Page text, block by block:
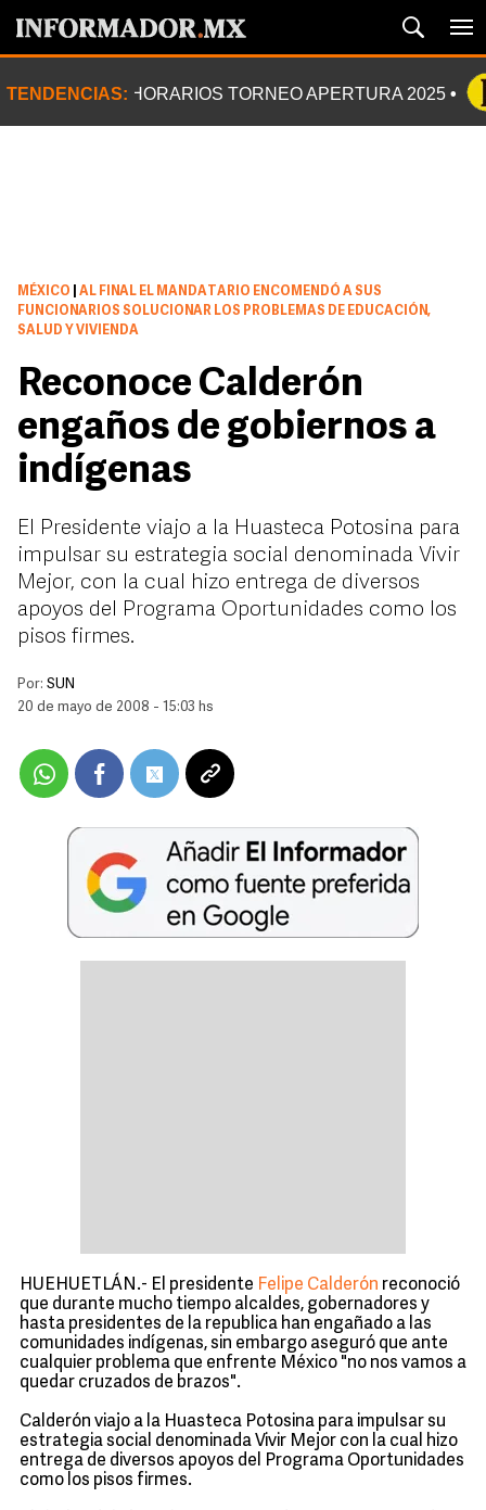
TENDENCIAS: HORARIOS TORNEO APERTURA 2025
MÉXICO
AL FINAL EL MANDATARIO ENCOMENDÓ A SUS
FUNCIONARIOS SOLUCIONAR LOS PROBLEMAS DE EDUCACIÓN,
SALUD Y VIVIENDA
Reconoce Calderón
engaños de gobiernos a
indígenas
El Presidente viajo a la Huasteca Potosina para
impulsar su estrategia social denominada Vivir
Mejor, con la cual hizo entrega de diversos
apoyos del Programa Oportunidades como los
pisos firmes.
Por: SUN
20 de mayo de 2008 - 15:03 hs
HUEHUETLÁN.- El presidente Felipe Calderón reconoció
que durante mucho tiempo alcaldes, gobernadores y
hasta presidentes de la republica han engañado a las
comunidades indígenas, sin embargo aseguró que ante
cualquier problema que enfrente México "no nos vamos a
quedar cruzados de brazos".
Calderón viajo a la Huasteca Potosina para impulsar su
estrategia social denominada Vivir Mejor con la cual hizo
entrega de diversos apoyos del Programa Oportunidades
como los pisos firmes.